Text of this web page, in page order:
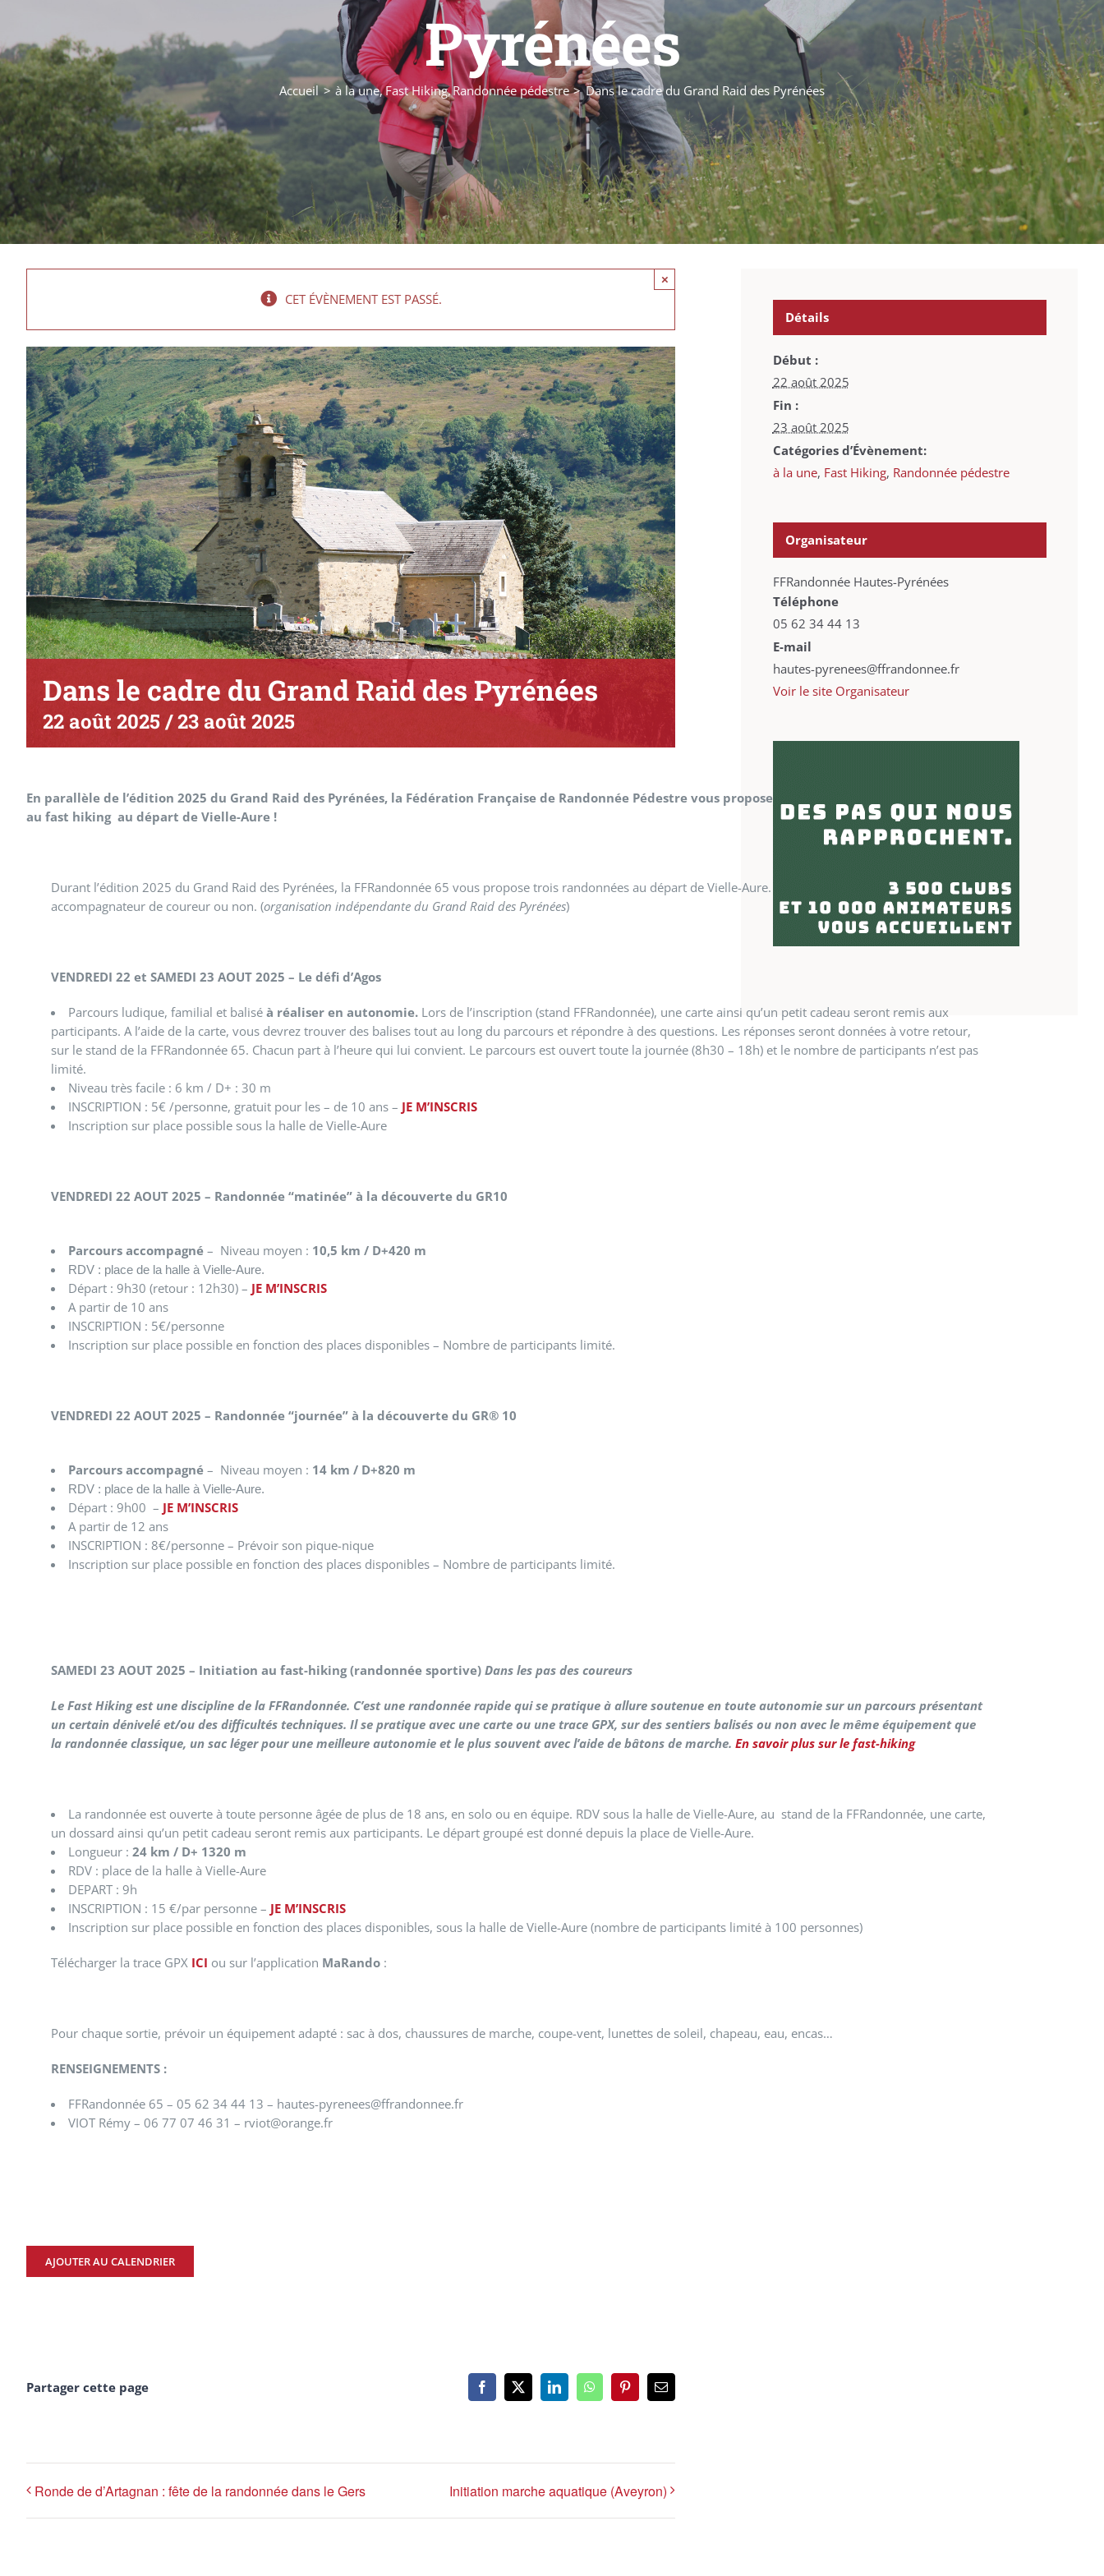
Pyrénées
Accueil à la une Fast Hiking Randonnée pédestre Dans le cadre du Grand Raid des Pyrénées
CET ÉVÈNEMENT EST PASSÉ.
×
Dans le cadre du Grand Raid des Pyrénées
22 août 2025/23 août 2025
En parallèle de l’édition 2025 du Grand Raid des Pyrénées, la Fédération Française de Randonnée Pédestre vous propose des randonnées et une initiation
au fast hiking au départ de Vielle-Aure !
Durant l’édition 2025 du Grand Raid des Pyrénées, la FFRandonnée 65 vous propose trois randonnées au départ de Vielle-Aure. Ces randonnées sont ouvertes à tous,
accompagnateur de coureur ou non. (organisation indépendante du Grand Raid des Pyrénées)
VENDREDI 22 et SAMEDI 23 AOUT 2025 – Le défi d’Agos
Parcours ludique, familial et balisé à réaliser en autonomie. Lors de l’inscription (stand FFRandonnée), une carte ainsi qu’un petit cadeau seront remis aux
participants. A l’aide de la carte, vous devrez trouver des balises tout au long du parcours et répondre à des questions. Les réponses seront données à votre retour,
sur le stand de la FFRandonnée 65. Chacun part à l’heure qui lui convient. Le parcours est ouvert toute la journée (8h30 – 18h) et le nombre de participants n’est pas
limité.
Niveau très facile : 6 km / D+ : 30 m
INSCRIPTION : 5€ /personne, gratuit pour les – de 10 ans – JE M’INSCRIS
Inscription sur place possible sous la halle de Vielle-Aure
VENDREDI 22 AOUT 2025 – Randonnée “matinée” à la découverte du GR10
Parcours accompagné – Niveau moyen : 10,5 km / D+420 m
RDV : place de la halle à Vielle-Aure.
Départ : 9h30 (retour : 12h30) – JE M’INSCRIS
A partir de 10 ans
INSCRIPTION : 5€/personne
Inscription sur place possible en fonction des places disponibles – Nombre de participants limité.
VENDREDI 22 AOUT 2025 – Randonnée “journée” à la découverte du GR® 10
Parcours accompagné – Niveau moyen : 14 km / D+820 m
RDV : place de la halle à Vielle-Aure.
Départ : 9h00 – JE M’INSCRIS
A partir de 12 ans
INSCRIPTION : 8€/personne – Prévoir son pique-nique
Inscription sur place possible en fonction des places disponibles – Nombre de participants limité.
SAMEDI 23 AOUT 2025 – Initiation au fast-hiking (randonnée sportive) Dans les pas des coureurs
Le Fast Hiking est une discipline de la FFRandonnée. C’est une randonnée rapide qui se pratique à allure soutenue en toute autonomie sur un parcours présentant
un certain dénivelé et/ou des difficultés techniques. Il se pratique avec une carte ou une trace GPX, sur des sentiers balisés ou non avec le même équipement que
la randonnée classique, un sac léger pour une meilleure autonomie et le plus souvent avec l’aide de bâtons de marche. En savoir plus sur le fast-hiking
La randonnée est ouverte à toute personne âgée de plus de 18 ans, en solo ou en équipe. RDV sous la halle de Vielle-Aure, au stand de la FFRandonnée, une carte,
un dossard ainsi qu’un petit cadeau seront remis aux participants. Le départ groupé est donné depuis la place de Vielle-Aure.
Longueur : 24 km / D+ 1320 m
RDV : place de la halle à Vielle-Aure
DEPART : 9h
INSCRIPTION : 15 €/par personne – JE M’INSCRIS
Inscription sur place possible en fonction des places disponibles, sous la halle de Vielle-Aure (nombre de participants limité à 100 personnes)
Télécharger la trace GPX ICI ou sur l’application MaRando :
Pour chaque sortie, prévoir un équipement adapté : sac à dos, chaussures de marche, coupe-vent, lunettes de soleil, chapeau, eau, encas…
​RENSEIGNEMENTS :
FFRandonnée 65 – 05 62 34 44 13 – hautes-pyrenees@ffrandonnee.fr
VIOT Rémy – 06 77 07 46 31 – rviot@orange.fr
AJOUTER AU CALENDRIER
Partager cette page Facebook
X LinkedInWhatsAppPinterestEmail
Ronde de d’Artagnan : fête de la randonnée dans le Gers Initiation marche aquatique (Aveyron)
Détails
Début :
22 août 2025
Fin :
23 août 2025
Catégories d’Évènement:
à la une, Fast Hiking, Randonnée pédestre
Organisateur
FFRandonnée Hautes-Pyrénées
Téléphone
05 62 34 44 13
E-mail
hautes-pyrenees@ffrandonnee.fr
Voir le site Organisateur